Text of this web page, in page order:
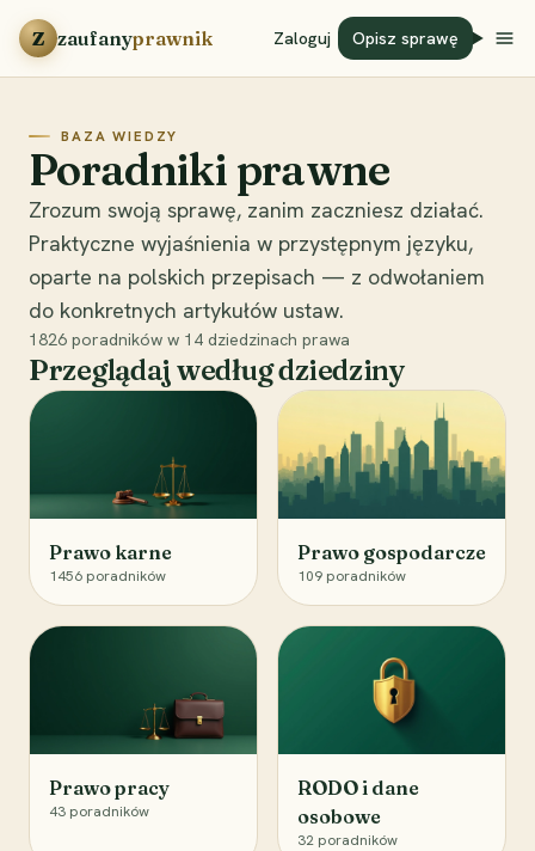
Przejdź do treści
Z zaufanyprawnik Zaloguj Opisz sprawę
BAZA WIEDZY
Poradniki prawne
Zrozum swoją sprawę, zanim zaczniesz działać.
Praktyczne wyjaśnienia w przystępnym języku,
oparte na polskich przepisach — z odwołaniem
do konkretnych artykułów ustaw.
1826 poradników w 14 dziedzinach prawa
Przeglądaj według dziedziny
Prawo karne
1456 poradników
Prawo gospodarcze
109 poradników
Prawo pracy
43 poradników
RODO i dane
osobowe
32 poradników